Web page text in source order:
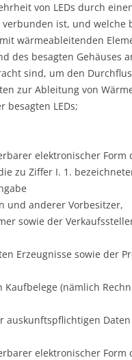
von LEDs durch
ist, und welche
wärmeableitenden
des besagten Gehäuses
sind, um den
zur Ableitung von
besagten LEDs;
elektronischer Form
zu Ziffer I. 1.
und anderer Vorbesitzer,
sowie der
Erzeugnisse sowie der
(nämlich
elektronischer Form